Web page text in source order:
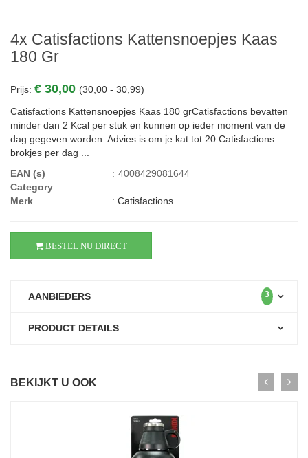
4x Catisfactions Kattensnoepjes Kaas
180 Gr
Prijs: € 30,00 (30,00 - 30,99)
Catisfactions Kattensnoepjes Kaas 180 grCatisfactions bevatten
minder dan 2 Kcal per stuk en kunnen op ieder moment van de
dag gegeven worden. Advies is om je kat tot 20 Catisfactions
brokjes per dag ...
EAN (s)
: 4008429081644
Category
:
Merk
: Catisfactions
BESTEL NU DIRECT
AANBIEDERS 3
PRODUCT DETAILS
BEKIJKT U OOK